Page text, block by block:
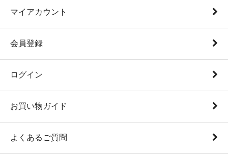
マイアカウント
会員登録
ログイン
お買い物ガイド
よくあるご質問